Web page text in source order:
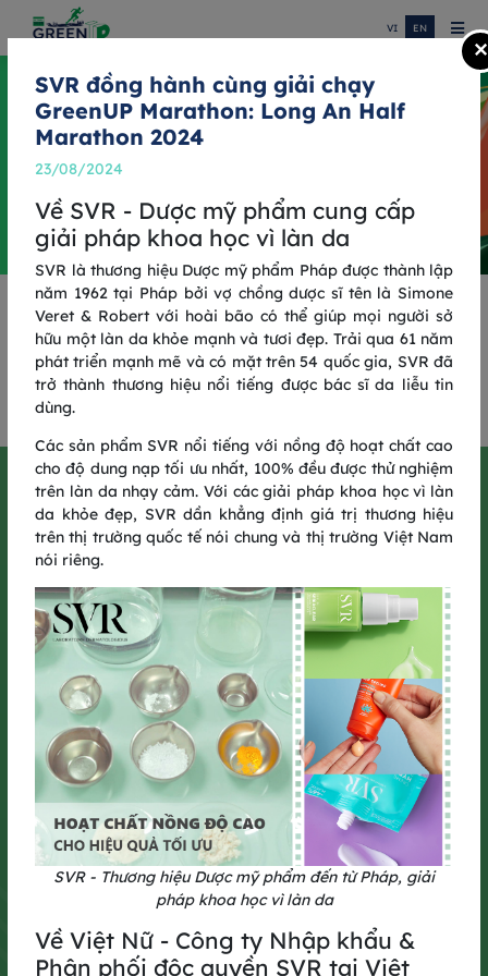
VI EN
ONE MORE STEP, ONE
GREENER JOURNEY
GREENUP RUN 2025
One More Step, One Greener Journey
From Quang Binh to Binh Duong to Long An, GreenUP has
made its mark in the hearts of the running community – going
beyond a race to become a movement that spreads the spirit
of green living.
GreenUP Run 2025 continues that mission: each step is a step
forward in the GreenUP journey – adding value to the
community, and together, championing a greener, more
sustainable future.
×
SVR đồng hành cùng giải chạy
GreenUP Marathon: Long An Half
Marathon 2024
23/08/2024
Về SVR - Dược mỹ phẩm cung cấp
giải pháp khoa học vì làn da
SVR là thương hiệu Dược mỹ phẩm Pháp được thành lập
năm 1962 tại Pháp bởi vợ chồng dược sĩ tên là Simone
Veret & Robert với hoài bão có thể giúp mọi người sở
hữu một làn da khỏe mạnh và tươi đẹp. Trải qua 61 năm
phát triển mạnh mẽ và có mặt trên 54 quốc gia, SVR đã
trở thành thương hiệu nổi tiếng được bác sĩ da liễu tin
dùng.
Các sản phẩm SVR nổi tiếng với nồng độ hoạt chất cao
cho độ dung nạp tối ưu nhất, 100% đều được thử nghiệm
trên làn da nhạy cảm. Với các giải pháp khoa học vì làn
da khỏe đẹp, SVR dần khẳng định giá trị thương hiệu
trên thị trường quốc tế nói chung và thị trường Việt Nam
nói riêng.
SVR - Thương hiệu Dược mỹ phẩm đến từ Pháp, giải
pháp khoa học vì làn da
Về Việt Nữ - Công ty Nhập khẩu &
Phân phối độc quyền SVR tại Việt